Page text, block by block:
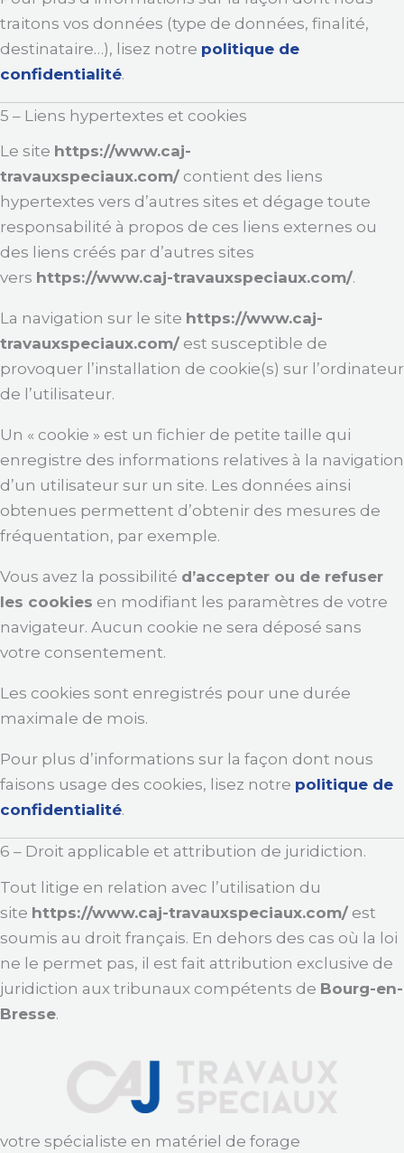
traitons vos données (type de données, finalité,
destinataire…), lisez notre politique de
confidentialité.
5 – Liens hypertextes et cookies
Le site https://www.caj-
travauxspeciaux.com/ contient des liens
hypertextes vers d’autres sites et dégage toute
responsabilité à propos de ces liens externes ou
des liens créés par d’autres sites
vers https://www.caj-travauxspeciaux.com/.
La navigation sur le site https://www.caj-
travauxspeciaux.com/ est susceptible de
provoquer l’installation de cookie(s) sur l’ordinateur
de l’utilisateur.
Un « cookie » est un fichier de petite taille qui
enregistre des informations relatives à la navigation
d’un utilisateur sur un site. Les données ainsi
obtenues permettent d’obtenir des mesures de
fréquentation, par exemple.
Vous avez la possibilité d’accepter ou de refuser
les cookies en modifiant les paramètres de votre
navigateur. Aucun cookie ne sera déposé sans
votre consentement.
Les cookies sont enregistrés pour une durée
maximale de mois.
Pour plus d’informations sur la façon dont nous
faisons usage des cookies, lisez notre politique de
confidentialité.
6 – Droit applicable et attribution de juridiction.
Tout litige en relation avec l’utilisation du
site https://www.caj-travauxspeciaux.com/ est
soumis au droit français. En dehors des cas où la loi
ne le permet pas, il est fait attribution exclusive de
juridiction aux tribunaux compétents de Bourg-en-
Bresse.
votre spécialiste en matériel de forage